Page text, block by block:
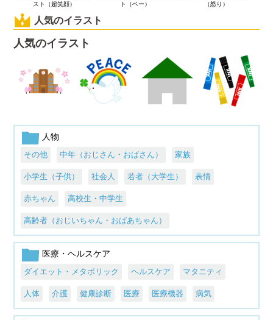
スト（超笑顔）
ト（ベー）
（怒り）
人気のイラスト
人気のイラスト
人物
その他 中年（おじさん・おばさん） 家族
小学生（子供） 社会人 若者（大学生） 表情
赤ちゃん 高校生・中学生
高齢者（おじいちゃん・おばあちゃん）
医療・ヘルスケア
ダイエット・メタボリック ヘルスケア マタニティ
人体 介護 健康診断 医療 医療機器 病気